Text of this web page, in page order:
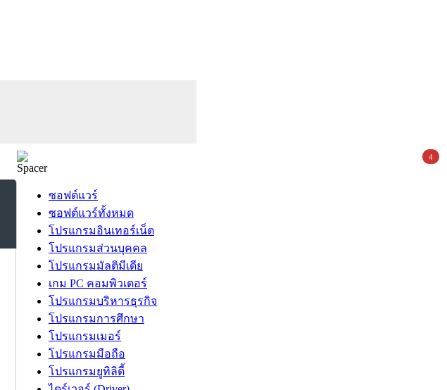
ซอฟต์แวร์
ซอฟต์แวร์ทั้งหมด
โปรแกรมอินเทอร์เน็ต
โปรแกรมส่วนบุคคล
โปรแกรมมัลติมีเดีย
เกม PC คอมพิวเตอร์
โปรแกรมบริหารธุรกิจ
โปรแกรมการศึกษา
โปรแกรมเมอร์
โปรแกรมมือถือ
โปรแกรมยูทิลิตี้
4